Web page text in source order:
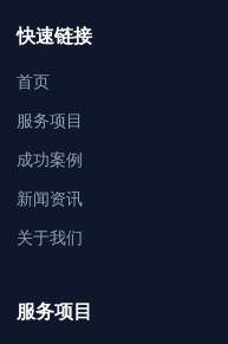
快速链接
首页
服务项目
成功案例
新闻资讯
关于我们
服务项目